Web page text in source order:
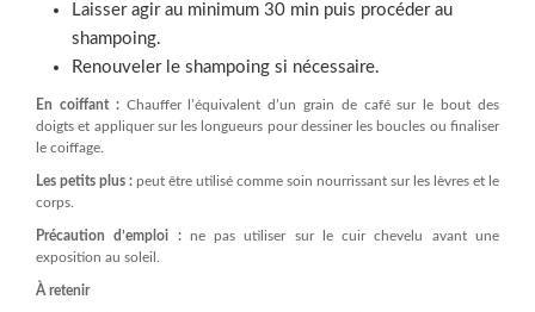
Laisser agir au minimum 30 min puis procéder au
shampoing.
Renouveler le shampoing si nécessaire.
En coiffant : Chauffer l’équivalent d’un grain de café sur le bout des
doigts et appliquer sur les longueurs pour dessiner les boucles ou finaliser
le coiffage.
Les petits plus : peut être utilisé comme soin nourrissant sur les lèvres et le
corps.
Précaution d’emploi :ne pas utiliser sur le cuir chevelu avant une
exposition au soleil.
À retenir